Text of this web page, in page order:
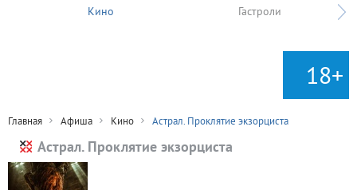
Кино Гастроли
18+
Главная Афиша Кино Астрал. Проклятие экзорциста
Астрал. Проклятие экзорциста